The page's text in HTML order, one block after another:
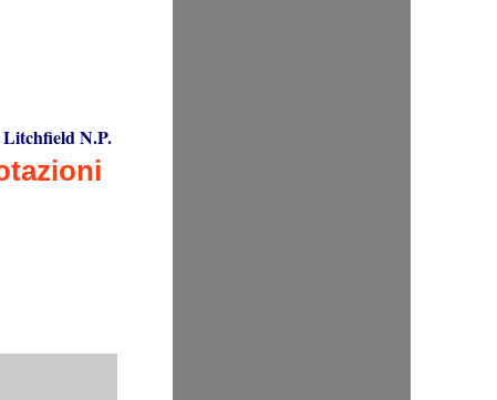
Litchfield N.P.